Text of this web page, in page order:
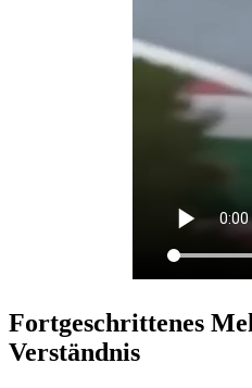
Fortgeschrittenes
Verständnis